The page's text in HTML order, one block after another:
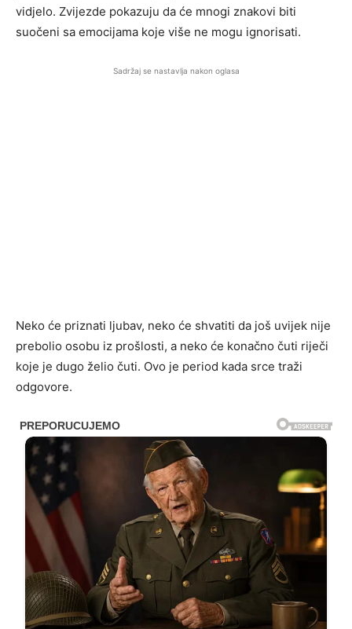
vidjelo. Zvijezde pokazuju da će mnogi znakovi biti
suočeni sa emocijama koje više ne mogu ignorisati.
Sadržaj se nastavlja nakon oglasa
Neko će priznati ljubav, neko će shvatiti da još uvijek nije
prebolio osobu iz prošlosti, a neko će konačno čuti riječi
koje je dugo želio čuti. Ovo je period kada srce traži
odgovore.